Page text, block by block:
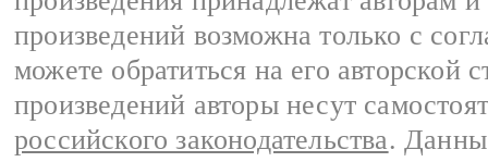
произведений возможна только с
можете обратиться на его авторской
произведений авторы несут
российского законодательства.